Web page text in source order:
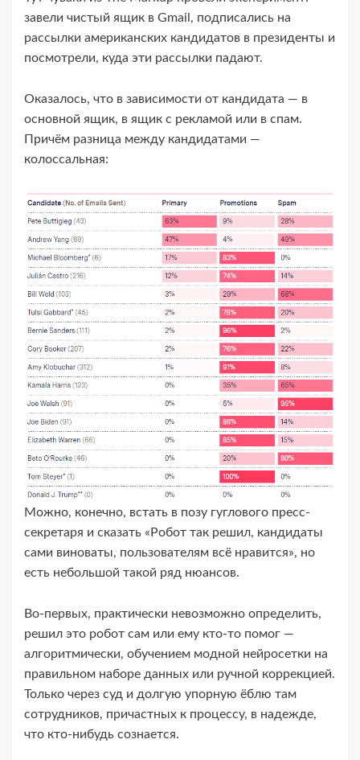
завели чистый ящик в Gmail, подписались на
рассылки американских кандидатов в президенты и
посмотрели, куда эти рассылки падают.
Оказалось, что в зависимости от кандидата — в
основной ящик, в ящик с рекламой или в спам.
Причём разница между кандидатами —
колоссальная:
Можно, конечно, встать в позу гуглового пресс-​
секретаря и сказать «Робот так решил, кандидаты
сами виноваты, пользователям всё нравится», но
есть небольшой такой ряд нюансов.
Во-​первых, практически невозможно определить,
решил это робот сам или ему кто-​то помог —
алгоритмически, обучением модной нейросетки на
правильном наборе данных или ручной коррекцией.
Только через суд и долгую упорную ёблю там
сотрудников, причастных к процессу, в надежде,
что кто-​нибудь сознается.